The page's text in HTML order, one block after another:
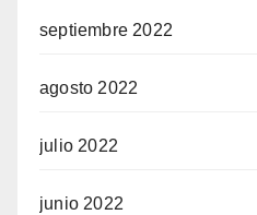
septiembre 2022
agosto 2022
julio 2022
junio 2022